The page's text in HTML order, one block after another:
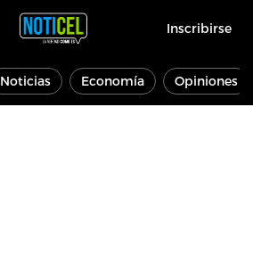
Inscribirse
Noticias Economía Opiniones